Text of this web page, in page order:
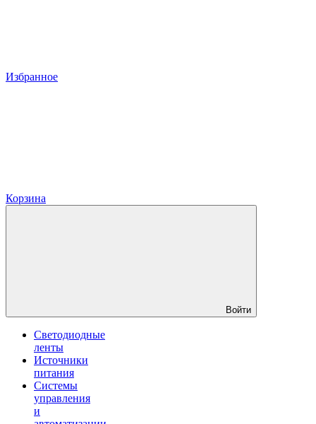
Избранное
Корзина
Войти
Светодиодные
ленты
Источники
питания
Системы
управления
и